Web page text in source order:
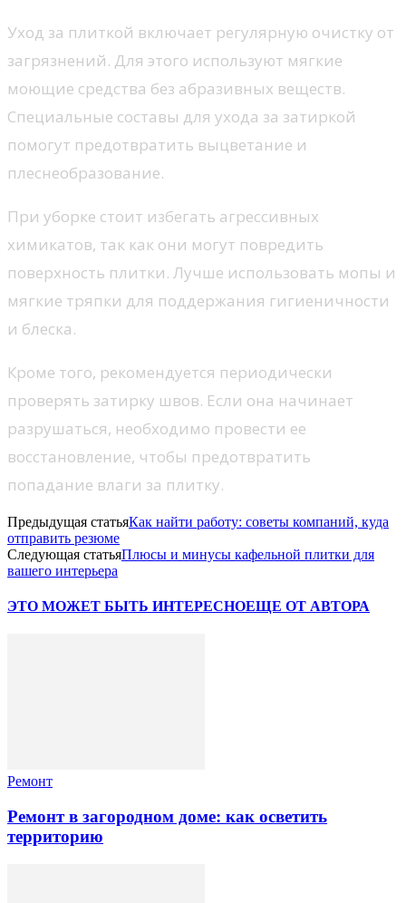
Уход за плиткой включает регулярную очистку от
загрязнений. Для этого используют мягкие
моющие средства без абразивных веществ.
Специальные составы для ухода за затиркой
помогут предотвратить выцветание и
плеснеобразование.
При уборке стоит избегать агрессивных
химикатов, так как они могут повредить
поверхность плитки. Лучше использовать мопы и
мягкие тряпки для поддержания гигиеничности
и блеска.
Кроме того, рекомендуется периодически
проверять затирку швов. Если она начинает
разрушаться, необходимо провести ее
восстановление, чтобы предотвратить
попадание влаги за плитку.
Предыдущая статьяКак найти работу: советы компаний, куда
отправить резюме
Следующая статьяПлюсы и минусы кафельной плитки для
вашего интерьера
ЭТО МОЖЕТ БЫТЬ ИНТЕРЕСНОЕЩЕ ОТ АВТОРА
Ремонт
Ремонт в загородном доме: как осветить
территорию